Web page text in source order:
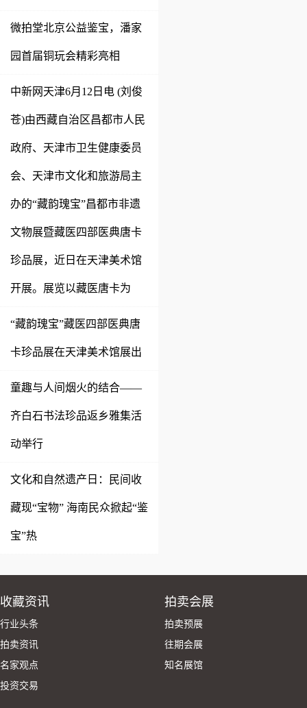
微拍堂北京公益鉴宝，潘家
园首届铜玩会精彩亮相
中新网天津6月12日电 (刘俊
苍)由西藏自治区昌都市人民
政府、天津市卫生健康委员
会、天津市文化和旅游局主
办的“藏韵瑰宝”昌都市非遗
文物展暨藏医四部医典唐卡
珍品展，近日在天津美术馆
开展。展览以藏医唐卡为
“藏韵瑰宝”藏医四部医典唐
卡珍品展在天津美术馆展出
童趣与人间烟火的结合——
齐白石书法珍品返乡雅集活
动举行
文化和自然遗产日：民间收
藏现“宝物” 海南民众掀起“鉴
宝”热
收藏资讯
行业头条
拍卖资讯
名家观点
投资交易
拍卖会展
拍卖预展
往期会展
知名展馆